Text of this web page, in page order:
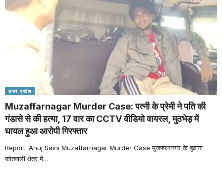
उत्तर प्रदेश
Muzaffarnagar Murder Case: पत्नी के प्रेमी ने पति की
गंडासे से की हत्या, 17 वार का CCTV वीडियो वायरल, मुठभेड़ में
घायल हुआ आरोपी गिरफ्तार
Report: Anuj Saini Muzaffarnagar Murder Case मुजफ्फरनगर के बुढाना
कोतवाली क्षेत्र में…